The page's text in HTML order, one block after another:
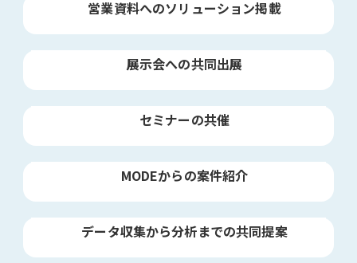
営業資料へのソリューション掲載
展示会への共同出展
セミナーの共催
MODEからの案件紹介
データ収集から分析までの共同提案